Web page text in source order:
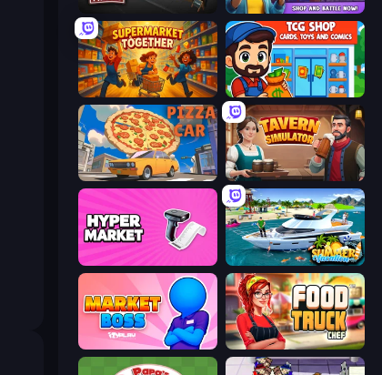
Unique Flavors Trading Card Store Simulator
Supermarket Together TCG Shop: Cards, Toys and Comics
Pizza Car Tavern Simulator
Hypermarket 3D Summer Vacation
Market Boss Food Truck Chef™: A Fun Cooking Game